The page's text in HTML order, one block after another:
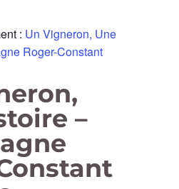
: Un Vigneron, Une
Roger-Constant
–